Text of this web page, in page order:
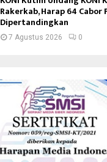
Rakerkab, Harap 64
Dipertandingkan
7 Agustus 2026 0